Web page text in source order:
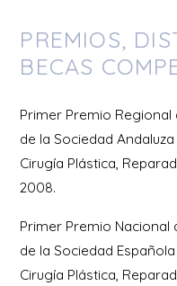
PREMIOS,
BECAS
Primer Premio
de la Sociedad Andaluza
Cirugía Plástica,
2008.
Primer Premio Nacional
de la Sociedad
Cirugía Plástica,